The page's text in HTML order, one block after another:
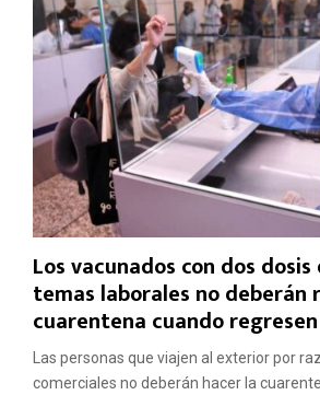
Los vacunados con dos
temas laborales no deberán
cuarentena cuando
Las personas que viajen al exterior por
comerciales no deberán hacer la